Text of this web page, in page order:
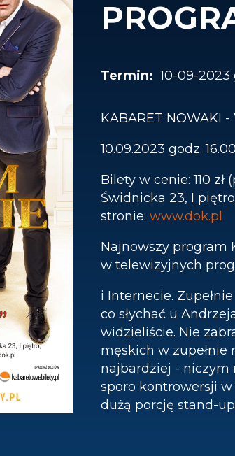
10-09-2023
KABARET NOWAKI
10.09.2023 godz.
Bilety w cenie: 110
Świdnicka 23, I
stronie:www.dok.pl
Najnowszy program
w telewizyjnych
i Internecie.
co słychać u
widzieliście. Nie
męskich w
najbardziej - niczym
sporo kontrowersji
dużą porcję stand-